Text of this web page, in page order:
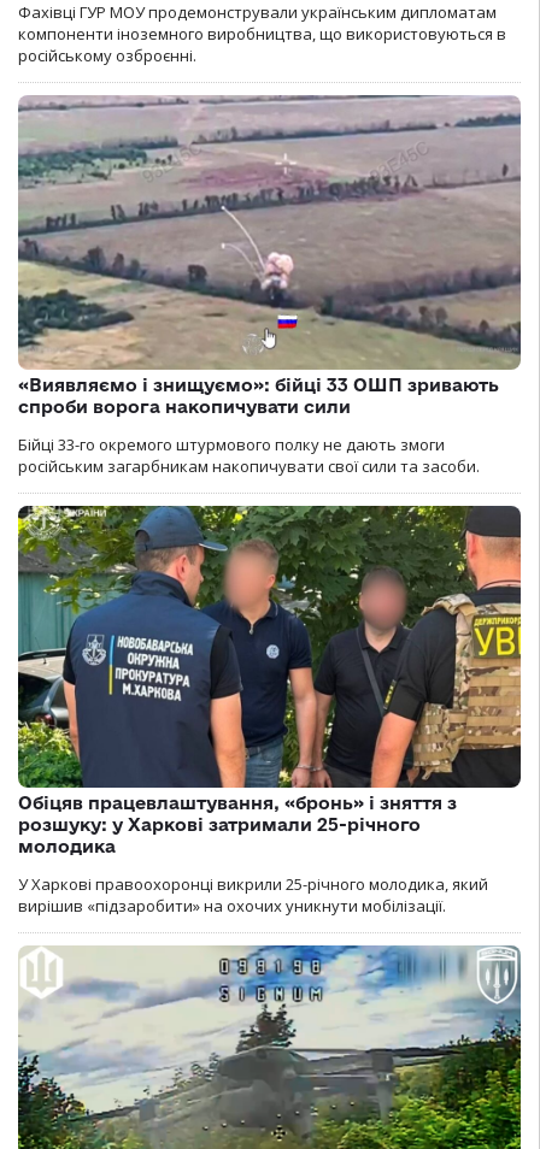
Фахівці ГУР МОУ продемонстрували українським дипломатам
компоненти іноземного виробництва, що використовуються в
російському озброєнні.
«Виявляємо і знищуємо»: бійці 33 ОШП зривають
спроби ворога накопичувати сили
Бійці 33-го окремого штурмового полку не дають змоги
російським загарбникам накопичувати свої сили та засоби.
Обіцяв працевлаштування, «бронь» і зняття з
розшуку: у Харкові затримали 25-річного
молодика
У Харкові правоохоронці викрили 25-річного молодика, який
вирішив «підзаробити» на охочих уникнути мобілізації.